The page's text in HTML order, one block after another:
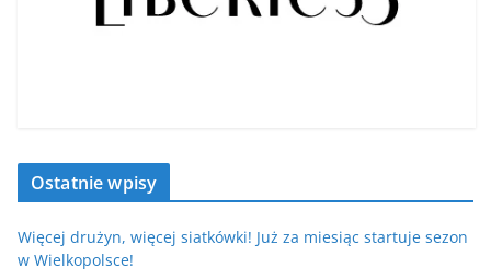
Ostatnie wpisy
Więcej drużyn, więcej siatkówki! Już za miesiąc startuje sezon
w Wielkopolsce!